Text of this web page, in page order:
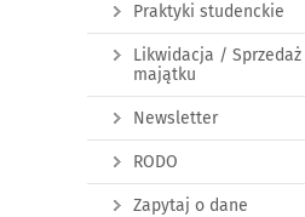
Praktyki studenckie
Likwidacja / Sprzedaż
majątku
Newsletter
RODO
Zapytaj o dane